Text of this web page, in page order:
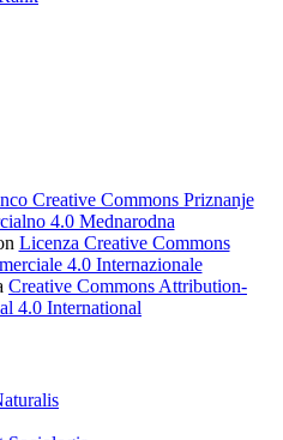
Creative Commons Priznanje
4.0 Mednarodna
Licenza Creative Commons
4.0 Internazionale
Creative Commons Attribution-
4.0 International